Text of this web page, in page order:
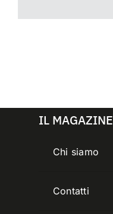
IL MAGAZINE
Chi siamo
Contatti